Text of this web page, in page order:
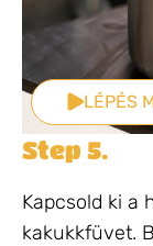
LÉPÉS
Step 5.
Kapcsold ki a
kakukkfüvet.